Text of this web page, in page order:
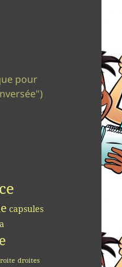
pour
capsules
droites